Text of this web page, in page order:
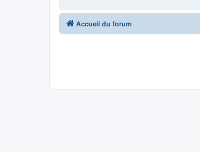
Accueil du forum